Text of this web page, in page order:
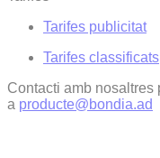
Tarifes publicitat
Tarifes classificats
Contacti amb
a producte@bondia.ad